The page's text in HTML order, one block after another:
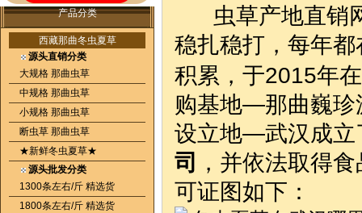
产品分类
西藏那曲冬虫夏草
源头直销分类
大规格 那曲虫草
中规格 那曲虫草
小规格 那曲虫草
断虫草 那曲虫草
★新鲜冬虫夏草★
源头批发分类
1300条左右/斤 精选货
1800条左右/斤 精选货
虫草产地直销网
稳扎稳打，每年
积累，于2015年在
购基地—那曲巍珍
设立地—武汉成
司 ，并依法取得
可证图如下：